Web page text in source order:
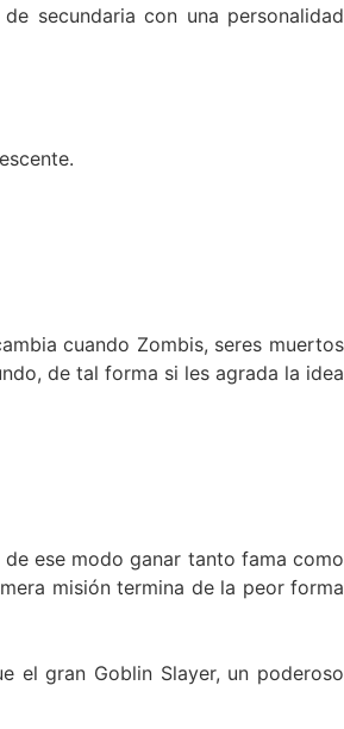
secundaria con una personalidad
cuando Zombis, seres muertos
de tal forma si les agrada la idea
ese modo ganar tanto fama como
misión termina de la peor forma
el gran Goblin Slayer, un poderoso